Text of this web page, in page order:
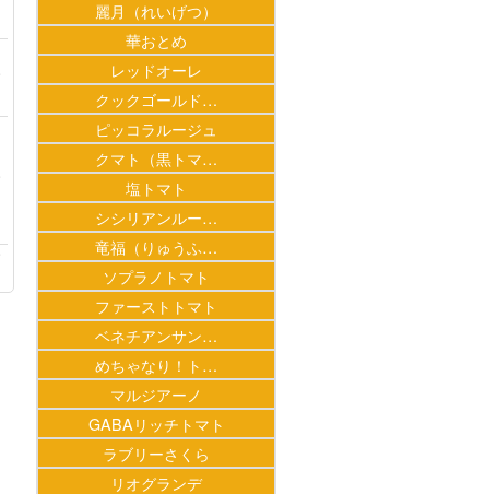
麗月（れいげつ）
華おとめ
レッドオーレ
クックゴールド…
ピッコラルージュ
クマト（黒トマ…
塩トマト
シシリアンルー…
竜福（りゅうふ…
ソプラノトマト
ファーストトマト
ベネチアンサン…
めちゃなり！ト…
マルジアーノ
GABAリッチトマト
ラブリーさくら
リオグランデ